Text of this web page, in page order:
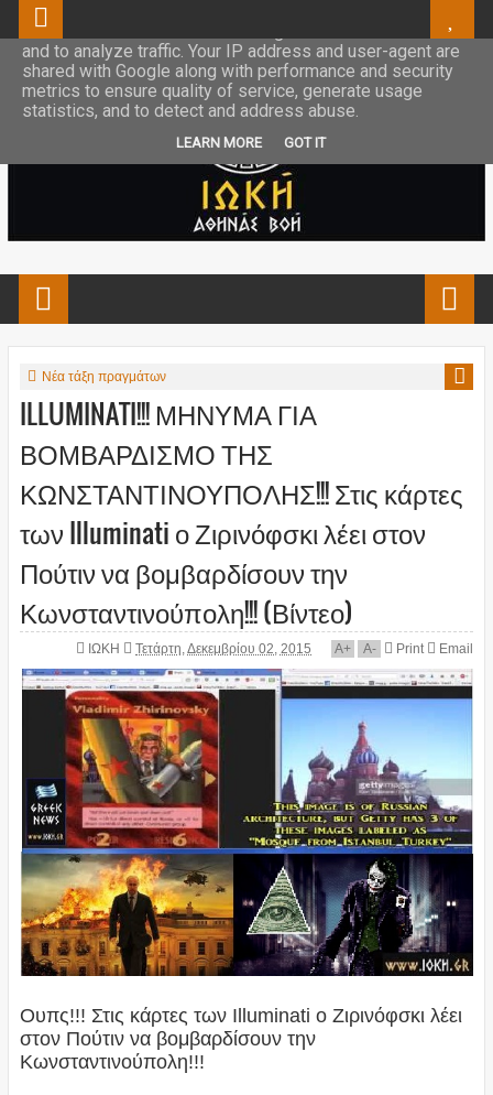
Νέα τάξη πραγμάτων
ILLUMINATI!!! ΜΗΝΥΜΑ ΓΙΑ
ΒΟΜΒΑΡΔΙΣΜΟ ΤΗΣ
ΚΩΝΣΤΑΝΤΙΝΟΥΠΟΛΗΣ!!! Στις κάρτες
των Illuminati ο Ζιρινόφσκι λέει στον
Πούτιν να βομβαρδίσουν την
Κωνσταντινούπολη!!! (Βίντεο)
ΙΩΚΗ Τετάρτη, Δεκεμβρίου 02, 2015 A+ A- Print Email
Ουπς!!! Στις κάρτες των Illuminati ο Ζιρινόφσκι λέει
στον Πούτιν να βομβαρδίσουν την
Κωνσταντινούπολη!!!
This site uses cookies from Google to deliver its services
and to analyze traffic. Your IP address and user-agent are
shared with Google along with performance and security
metrics to ensure quality of service, generate usage
statistics, and to detect and address abuse.
LEARN MORE GOT IT